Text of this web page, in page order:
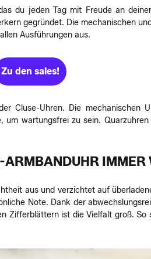
du jeden Tag mit Freude an
gegründet. Die mechanischen
Ausführungen aus.
Zu den sales!
Cluse-Uhren. Die mechanischen
wartungsfrei zu sein.
IMMER
aus und verzichtet auf
Note. Dank der
Zifferblättern ist die Vielfalt groß.